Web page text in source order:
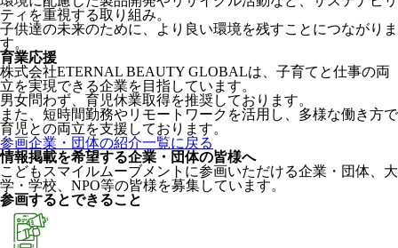
ティを重視する取り組み。
子供達の未来のために、より良い環境を残すことにつながりま
す。
育業応援
株式会社ETERNAL BEAUTY GLOBALは、子育てと仕事の両
立を実現できる企業を目指しています。
男女問わず、育児休業取得を推奨しております。
また、短時間勤務やリモートワークを活用し、多様な働き方で
育児との両立を支援しております。
参画企業・団体の紹介一覧に戻る
情報掲載を希望する企業・団体の皆様へ
こどもスマイルムーブメントに参画いただける企業・団体、大
学・学校、NPO等の皆様を募集しています。
参画するとできること